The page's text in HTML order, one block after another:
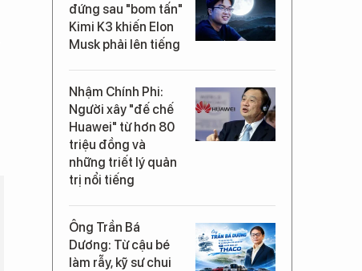
đứng sau "bom tấn"
Kimi K3 khiến Elon
Musk phải lên tiếng
Nhậm Chính Phi:
Người xây "đế chế
Huawei" từ hơn 80
triệu đồng và
những triết lý quản
trị nổi tiếng
Ông Trần Bá
Dương: Từ cậu bé
làm rẫy, kỹ sư chui